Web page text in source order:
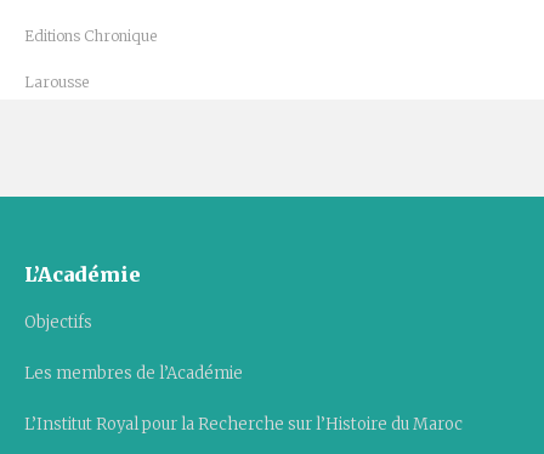
Editions Chronique
Larousse
L’Académie
Objectifs
Les membres de l’Académie
L’Institut Royal pour la Recherche sur l’Histoire du Maroc